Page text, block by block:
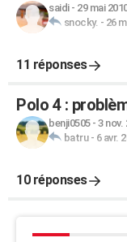
saidi- 29 mai
snocky. - 26
11 réponses
Polo 4 :
benji0505- 3 nov.
batru- 6 avr.
10 réponses